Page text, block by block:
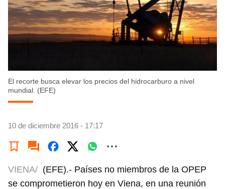
El recorte busca elevar los precios del hidrocarburo a nivel
mundial. (EFE)
10 de diciembre 2016 - 17:17
VIENA/ (EFE).- Países no miembros de la OPEP
se comprometieron hoy en Viena, en una reunión